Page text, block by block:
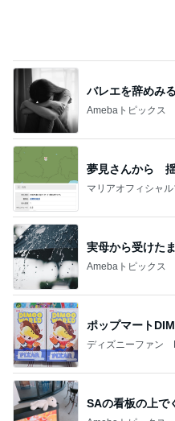
バレエを辞めみ
Amebaトピックス
夢見さんから 揺
マリアオフィシャ
実母から受けた
Amebaトピックス
ポップマート
ディズニーファン
SAの看板の上で